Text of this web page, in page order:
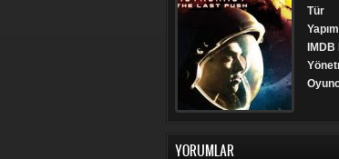
Tür
Yapım
IMDB
YORUMLAR